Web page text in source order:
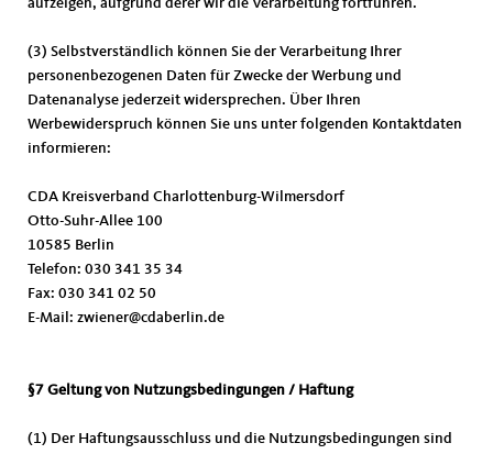
aufzeigen, aufgrund derer wir die Verarbeitung fortführen.
(3) Selbstverständlich können Sie der Verarbeitung Ihrer
personenbezogenen Daten für Zwecke der Werbung und
Datenanalyse jederzeit widersprechen. Über Ihren
Werbewiderspruch können Sie uns unter folgenden Kontaktdaten
informieren:
CDA Kreisverband Charlottenburg-Wilmersdorf
Otto-Suhr-Allee 100
10585 Berlin
Telefon: 030 341 35 34
Fax: 030 341 02 50
E-Mail: zwiener@cdaberlin.de
§7 Geltung von Nutzungsbedingungen / Haftung
(1) Der Haftungsausschluss und die Nutzungsbedingungen sind